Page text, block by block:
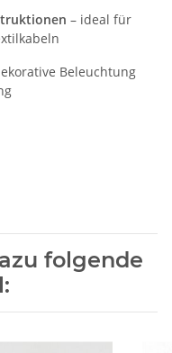
– ideal für
Beleuchtung
folgende